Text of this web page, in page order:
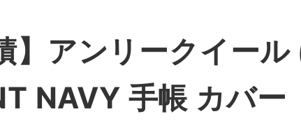
】アンリークイー
NAVY 手帳 カバー